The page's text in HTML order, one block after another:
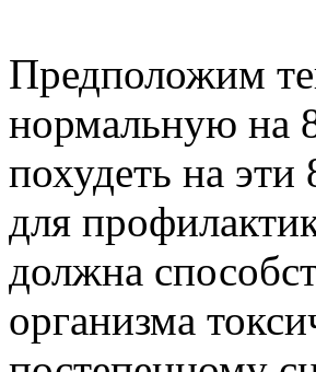
Предположим
нормальную на
похудеть на
для
должна
организма